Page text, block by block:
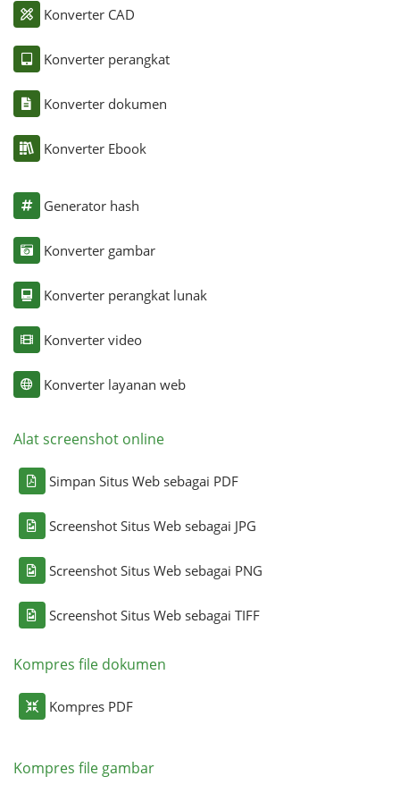
Konverter CAD
Konverter perangkat
Konverter dokumen
Konverter Ebook
Generator hash
Konverter gambar
Konverter perangkat lunak
Konverter video
Konverter layanan web
Alat screenshot online
Simpan Situs Web sebagai PDF
Screenshot Situs Web sebagai JPG
Screenshot Situs Web sebagai PNG
Screenshot Situs Web sebagai TIFF
Kompres file dokumen
Kompres PDF
Kompres file gambar